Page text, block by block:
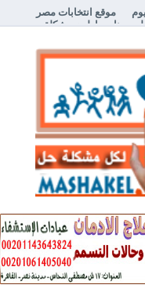
موقع انتخابات مصر
معنا إطرح مشكلة